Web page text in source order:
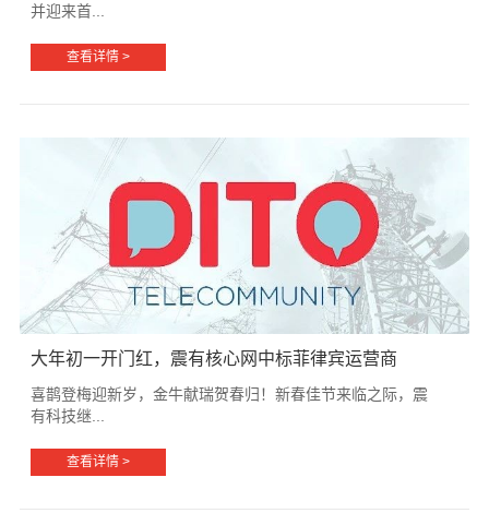
并迎来首...
查看详情 >
大年初一开门红，震有核心网中标菲律宾运营商
喜鹊登梅迎新岁，金牛献瑞贺春归！新春佳节来临之际，震
有科技继...
查看详情 >